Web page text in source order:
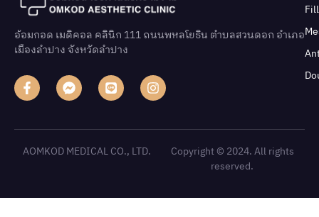
อ้อมกอด เมดิคอล คลินิก 111 ถนนพหลโยธิน ตําบลสวนดอก อําเภอ
เมืองลําปาง จังหวัดลําปาง
AOMKOD MEDICAL CO., LTD.
Copyright © 2024. All rights
reserved.